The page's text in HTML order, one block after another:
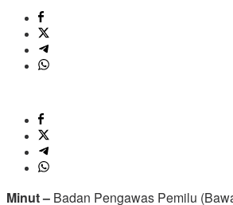
Minut – Badan Pengawas Pemilu